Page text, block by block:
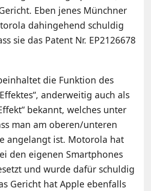
Eben jenes Münchner
dahingehend schuldig
sie das Patent Nr. EP2126678
die Funktion des
anderweitig auch als
bekannt, welches unter
man am oberen/unteren
angelangt ist. Motorola hat
den eigenen Smartphones
und wurde dafür schuldig
Gericht hat Apple ebenfalls